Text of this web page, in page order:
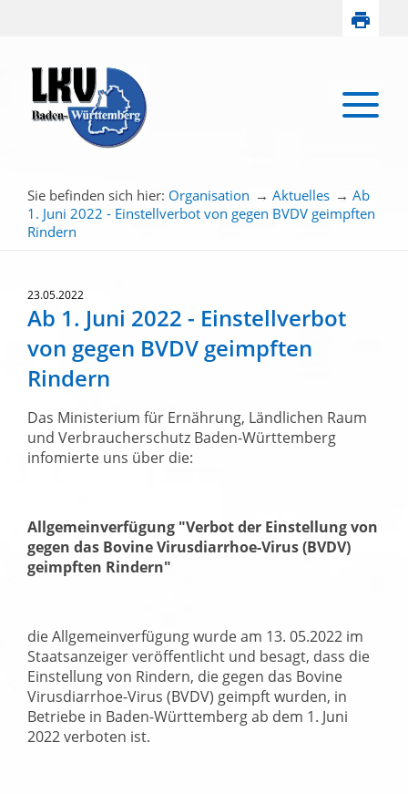
Sie befinden sich hier: Organisation → Aktuelles → Ab
1. Juni 2022 - Einstellverbot von gegen BVDV geimpften
Rindern
23.05.2022
Ab 1. Juni 2022 - Einstellverbot
von gegen BVDV geimpften
Rindern
Das Ministerium für Ernährung, Ländlichen Raum
und Verbraucherschutz Baden-Württemberg
infomierte uns über die:
Allgemeinverfügung Verbot der Einstellung von
gegen das Bovine Virusdiarrhoe-Virus (BVDV)
geimpften Rindern
die Allgemeinverfügung wurde am 13. 05.2022 im
Staatsanzeiger veröffentlicht und besagt, dass die
Einstellung von Rindern, die gegen das Bovine
Virusdiarrhoe-Virus (BVDV) geimpft wurden, in
Betriebe in Baden-Württemberg ab dem 1. Juni
2022 verboten ist.